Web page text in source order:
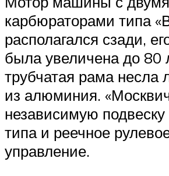
карбюраторами типа
располагался сзади,
была увеличена до 80
трубчатая рама несла
из алюминия.
независимую
типа и реечное
управление.